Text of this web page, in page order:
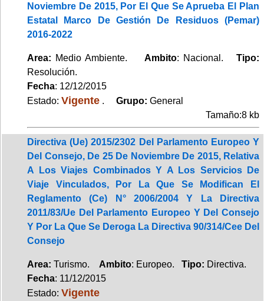
Noviembre De 2015, Por El Que Se Aprueba El Plan
Estatal Marco De Gestión De Residuos (Pemar)
2016-2022
Area: Medio Ambiente.Ambito: Nacional.Tipo:
Resolución.
Fecha: 12/12/2015
Estado: Vigente . Grupo: General
Tamaño:8 kb
Directiva (Ue) 2015/2302 Del Parlamento Europeo Y
Del Consejo, De 25 De Noviembre De 2015, Relativa
A Los Viajes Combinados Y A Los Servicios De
Viaje Vinculados, Por La Que Se Modifican El
Reglamento (Ce) N° 2006/2004 Y La Directiva
2011/83/Ue Del Parlamento Europeo Y Del Consejo
Y Por La Que Se Deroga La Directiva 90/314/Cee Del
Consejo
Area: Turismo. Ambito: Europeo. Tipo: Directiva.
Fecha: 11/12/2015
Estado: Vigente